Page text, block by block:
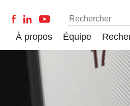
À propos Équipe